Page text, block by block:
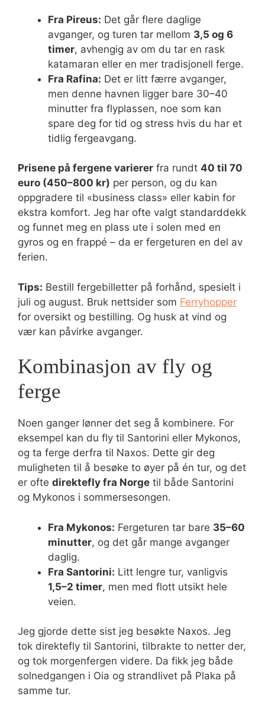
Fra Pireus: Det går flere daglige
avganger, og turen tar mellom 3,5 og 6
timer, avhengig av om du tar en rask
katamaran eller en mer tradisjonell ferge.
Fra Rafina: Det er litt færre avganger,
men denne havnen ligger bare 30–40
minutter fra flyplassen, noe som kan
spare deg for tid og stress hvis du har et
tidlig fergeavgang.
Prisene på fergene varierer fra rundt 40 til 70
euro (450–800 kr) per person, og du kan
oppgradere til «business class» eller kabin for
ekstra komfort. Jeg har ofte valgt standarddekk
og funnet meg en plass ute i solen med en
gyros og en frappé – da er fergeturen en del av
ferien.
Tips: Bestill fergebilletter på forhånd, spesielt i
juli og august. Bruk nettsider som Ferryhopper
for oversikt og bestilling. Og husk at vind og
vær kan påvirke avganger.
Kombinasjon av fly og
ferge
Noen ganger lønner det seg å kombinere. For
eksempel kan du fly til Santorini eller Mykonos,
og ta ferge derfra til Naxos. Dette gir deg
muligheten til å besøke to øyer på én tur, og det
er ofte direktefly fra Norge til både Santorini
og Mykonos i sommersesongen.
Fra Mykonos: Fergeturen tar bare 35–60
minutter, og det går mange avganger
daglig.
Fra Santorini: Litt lengre tur, vanligvis
1,5–2 timer, men med flott utsikt hele
veien.
Jeg gjorde dette sist jeg besøkte Naxos. Jeg
tok direktefly til Santorini, tilbrakte to netter der,
og tok morgenfergen videre. Da fikk jeg både
solnedgangen i Oia og strandlivet på Plaka på
samme tur.